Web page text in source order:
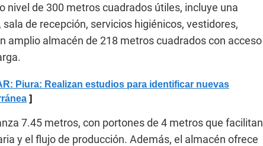
nivel de 300 metros cuadrados útiles, incluye una
de recepción, servicios higiénicos, vestidores,
amplio almacén de 218 metros cuadrados con acceso
Piura: Realizan estudios para identificar nuevas
7.45 metros, con portones de 4 metros que facilitan
y el flujo de producción. Además, el almacén ofrece